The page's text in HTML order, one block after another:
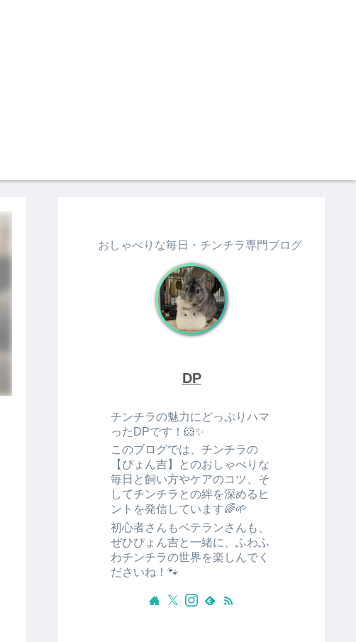
おしゃべりな毎日・チンチラ専門ブログ
DP
チンチラの魅力にどっぷりハマ
ったDPです！🐹✨
このブログでは、チンチラの
【ぴょん吉】とのおしゃべりな
毎日と飼い方やケアのコツ、そ
してチンチラとの絆を深めるヒ
ントを発信しています🌈🌱
初心者さんもベテランさんも、
ぜひぴょん吉と一緒に、ふわふ
わチンチラの世界を楽しんでく
ださいね！🐾